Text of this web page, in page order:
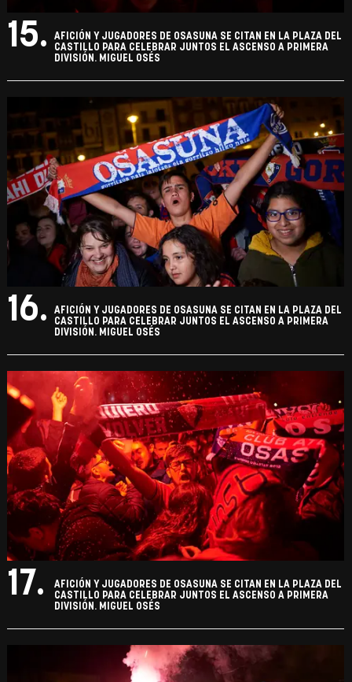
15.
AFICIÓN Y JUGADORES DE OSASUNA SE CITAN EN LA PLAZA DEL
CASTILLO PARA CELEBRAR JUNTOS EL ASCENSO A PRIMERA
DIVISIÓN. MIGUEL OSÉS
16.
AFICIÓN Y JUGADORES DE OSASUNA SE CITAN EN LA PLAZA DEL
CASTILLO PARA CELEBRAR JUNTOS EL ASCENSO A PRIMERA
DIVISIÓN. MIGUEL OSÉS
17.
AFICIÓN Y JUGADORES DE OSASUNA SE CITAN EN LA PLAZA DEL
CASTILLO PARA CELEBRAR JUNTOS EL ASCENSO A PRIMERA
DIVISIÓN. MIGUEL OSÉS